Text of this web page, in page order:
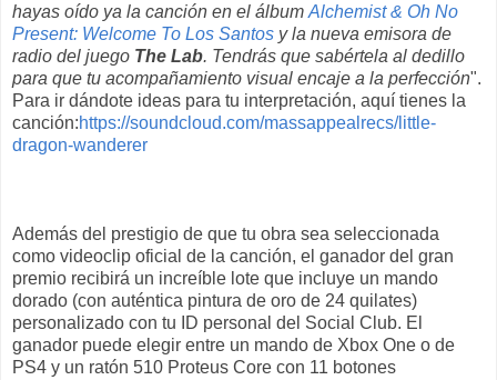
hayas oído ya la canción en el álbum Alchemist & Oh No
Present: Welcome To Los Santos y la nueva emisora de
radio del juego The Lab. Tendrás que sabértela al dedillo
para que tu acompañamiento visual encaje a la perfección".
Para ir dándote ideas para tu interpretación, aquí tienes la
canción:https://soundcloud.com/massappealrecs/little-
dragon-wanderer
Además del prestigio de que tu obra sea seleccionada
como videoclip oficial de la canción, el ganador del gran
premio recibirá un increíble lote que incluye un mando
dorado (con auténtica pintura de oro de 24 quilates)
personalizado con tu ID personal del Social Club. El
ganador puede elegir entre un mando de Xbox One o de
PS4 y un ratón 510 Proteus Core con 11 botones